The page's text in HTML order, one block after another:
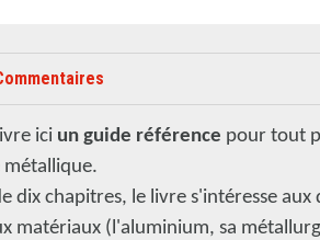
ici un guide référence pour tout
dix chapitres, le livre s'intéresse
matériaux (l'aluminium, sa